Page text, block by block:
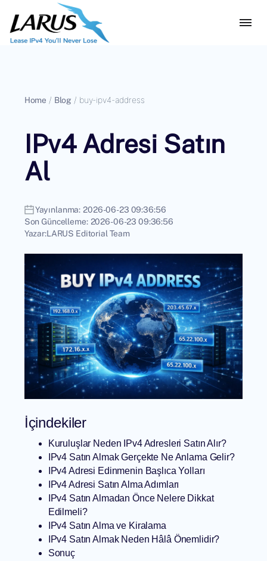
Home / Blog / buy-ipv4-address
IPv4 Adresi Satın
Al
Yayınlanma: 2026-06-23 09:36:56
Son Güncelleme: 2026-06-23 09:36:56
Yazar:LARUS Editorial Team
İçindekiler
Kuruluşlar Neden IPv4 Adresleri Satın Alır?
IPv4 Satın Almak Gerçekte Ne Anlama Gelir?
IPv4 Adresi Edinmenin Başlıca Yolları
IPv4 Adresi Satın Alma Adımları
IPv4 Satın Almadan Önce Nelere Dikkat
Edilmeli?
IPv4 Satın Alma ve Kiralama
IPv4 Satın Almak Neden Hâlâ Önemlidir?
Sonuç